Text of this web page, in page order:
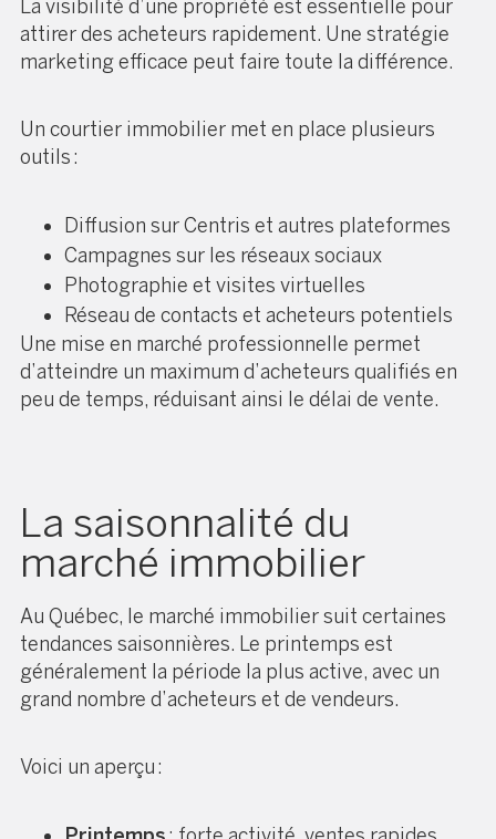
La visibilité d’une propriété est essentielle pour
attirer des acheteurs rapidement. Une stratégie
marketing efficace peut faire toute la différence.
Un courtier immobilier met en place plusieurs
outils :
Diffusion sur Centris et autres plateformes
Campagnes sur les réseaux sociaux
Photographie et visites virtuelles
Réseau de contacts et acheteurs potentiels
Une mise en marché professionnelle permet
d’atteindre un maximum d’acheteurs qualifiés en
peu de temps, réduisant ainsi le délai de vente.
La saisonnalité du
marché immobilier
Au Québec, le marché immobilier suit certaines
tendances saisonnières. Le printemps est
généralement la période la plus active, avec un
grand nombre d’acheteurs et de vendeurs.
Voici un aperçu :